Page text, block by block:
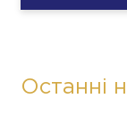
Останні